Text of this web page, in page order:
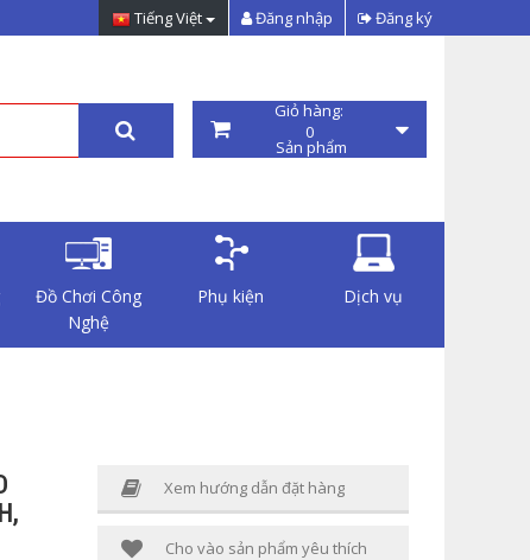
Tiếng Việt Đăng nhập Đăng ký
Giỏ hàng:
0
Sản phẩm
Đồ Chơi Công
Nghệ
Phụ kiện Dịch vụ
Xem hướng dẫn đặt hàng
Cho vào sản phẩm yêu thích